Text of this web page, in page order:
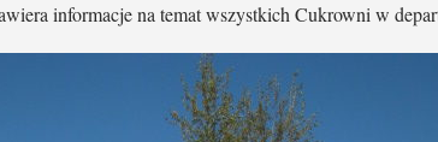
informacje na temat wszystkich Cukrowni w